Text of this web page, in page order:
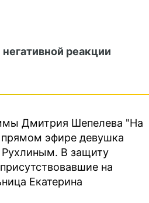
реакции
Дмитрия Шепелева "На
эфире девушка
Рухлиным. В защиту
на
Екатерина